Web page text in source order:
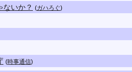
いか？ (ガハろぐ)
(時事通信)